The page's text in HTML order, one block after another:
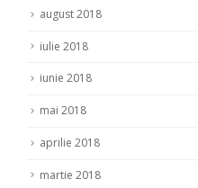
august 2018
iulie 2018
iunie 2018
mai 2018
aprilie 2018
martie 2018